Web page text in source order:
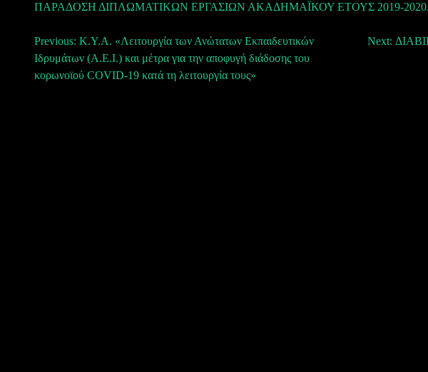
ΠΑΡΑΔΟΣΗ ΔΙΠΛΩΜΑΤΙΚΩΝ ΕΡΓΑΣΙΩΝ ΑΚΑΔΗΜΑΪΚΟΥ ΕΤΟΥΣ 2019-
Πλοήγηση
άρθρων
Previous: Κ.Υ.Α. «Λειτουργία των Ανώτατων Εκπαιδευτικών
Ιδρυμάτων (Α.Ε.Ι.) και μέτρα για την αποφυγή διάδοσης του
κορωνοϊού COVID-19 κατά τη λειτουργία τους»
Next: